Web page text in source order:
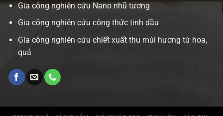
Gia công nghiên cứu Nano nhũ tương
Gia công nghiên cứu công thức tinh dầu
Gia công nghiên cứu chiết xuất thu mùi hương từ hoa,
quả